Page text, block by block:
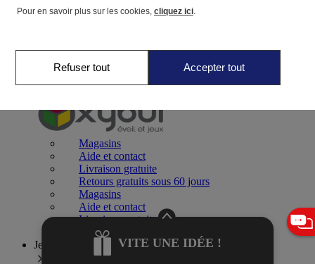
Jeux 0-2 ans
Magasins
Aide et contact
Livraison gratuite
Retours gratuits sous 60 jours
Magasins
Aide et contact
Livraison gratuite
Retours gratuits sous 60 jours
Jeux 2-4 ans
VITE UNE IDÉE !
Pour en savoir plus sur les cookies, cliquez ici.
Refuser tout Accepter tout